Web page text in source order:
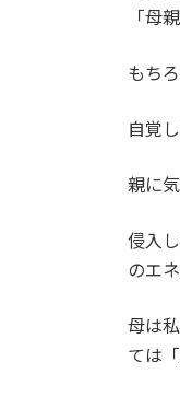
「母
もち
自覚
親に
侵入
のエ
母は
ては